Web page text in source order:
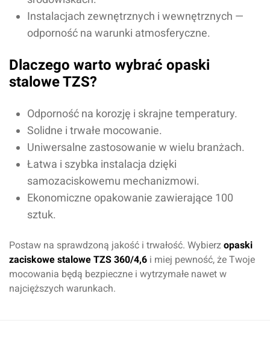
Instalacjach zewnętrznych i wewnętrznych —
odporność na warunki atmosferyczne.
Dlaczego warto wybrać opaski
stalowe TZS?
Odporność na korozję i skrajne temperatury.
Solidne i trwałe mocowanie.
Uniwersalne zastosowanie w wielu branżach.
Łatwa i szybka instalacja dzięki
samozaciskowemu mechanizmowi.
Ekonomiczne opakowanie zawierające 100
sztuk.
Postaw na sprawdzoną jakość i trwałość. Wybierz opaski
zaciskowe stalowe TZS 360/4,6 i miej pewność, że Twoje
mocowania będą bezpieczne i wytrzymałe nawet w
najcięższych warunkach.
Oceń produkt
Przyznaj ocenę:
Imię i nazwisko*